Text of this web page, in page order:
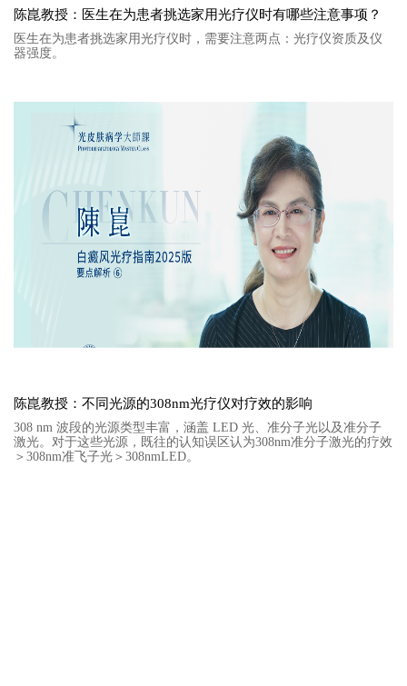
陈崑教授：医生在为患者挑选家用光疗仪时有哪些注意事项？
医生在为患者挑选家用光疗仪时，需要注意两点：光疗仪资质及仪
器强度。
陈崑教授：不同光源的308nm光疗仪对疗效的影响
308 nm 波段的光源类型丰富，涵盖 LED 光、准分子光以及准分子
激光。对于这些光源，既往的认知误区认为308nm准分子激光的疗效
＞308nm准飞子光＞308nmLED。